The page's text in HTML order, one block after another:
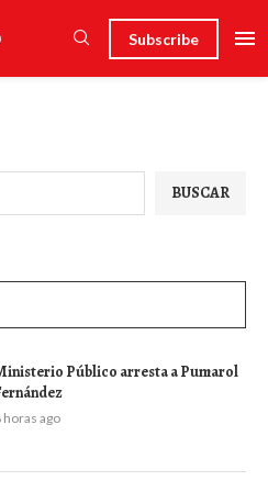
Subscribe
BUSCAR
Público arresta a Pumarol
horas ago